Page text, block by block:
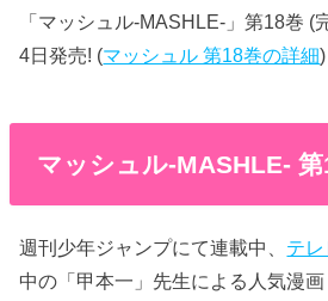
「マッシュル-MASHLE-」第18巻 (
4日発売! (マッシュル 第18巻の詳細)
マッシュル-MASHLE-
週刊少年ジャンプにて連載中、 テ
中の「甲本一」先生による人気漫